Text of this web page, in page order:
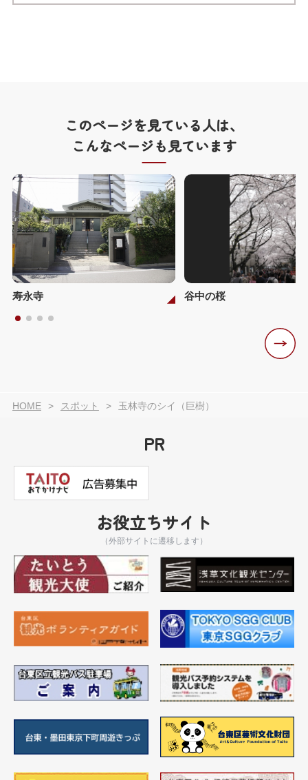
このページを見ている人は、
こんなページも見ています
寿永寺 谷中の桜
HOME スポット 玉林寺のシイ（巨樹）
PR
お役立ちサイト
（外部サイトに遷移します）